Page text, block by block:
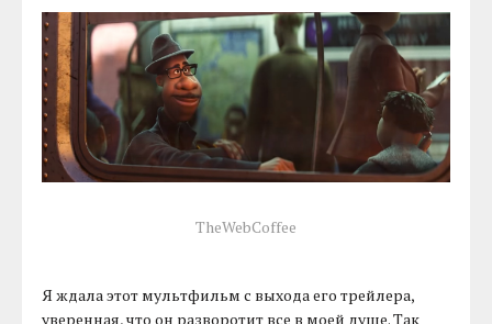
TheWebCoffee
Я ждала этот мультфильм с выхода его трейлера,
уверенная, что он разворотит все в моей душе. Так